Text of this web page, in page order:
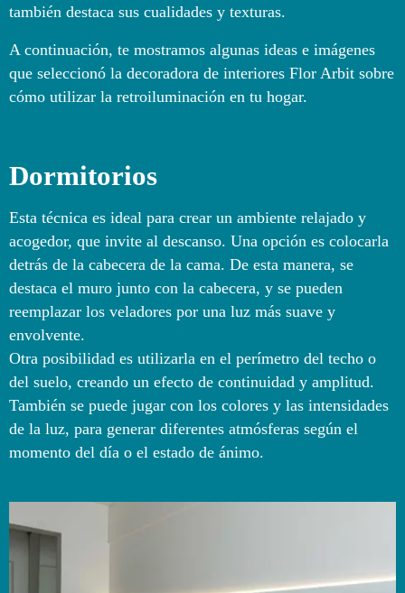
también destaca sus cualidades y texturas.
A continuación, te mostramos algunas ideas e imágenes
que seleccionó la decoradora de interiores Flor Arbit sobre
cómo utilizar la retroiluminación en tu hogar.
Dormitorios
Esta técnica es ideal para crear un ambiente relajado y
acogedor, que invite al descanso. Una opción es colocarla
detrás de la cabecera de la cama. De esta manera, se
destaca el muro junto con la cabecera, y se pueden
reemplazar los veladores por una luz más suave y
envolvente.
Otra posibilidad es utilizarla en el perímetro del techo o
del suelo, creando un efecto de continuidad y amplitud.
También se puede jugar con los colores y las intensidades
de la luz, para generar diferentes atmósferas según el
momento del día o el estado de ánimo.